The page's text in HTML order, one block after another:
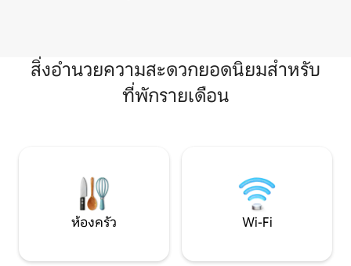
สิ่งอำนวยความสะดวกยอดนิยมสำหรับ
ที่พักรายเดือน
ห้องครัว Wi-Fi